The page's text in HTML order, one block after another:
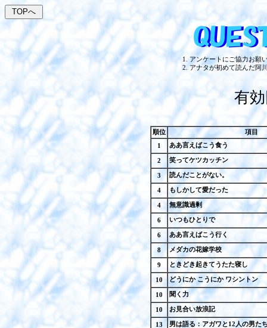
アンケートにご協力お願
アナタが初めて読んだ阿
有
順位 項目
1 ああ言えばこう食う
2 笑ってケツカッチン
3 読んだことがない。
4 もしかして愛だった
4 無意識過剰
6 いつもひとりで
6 ああ言えばこう行く
8 メダカの花嫁学校
9 ときどき起きてうたた寝し
10 どうにか こうにか ワシントン
10 聞く力
10 お見合い放浪記
13 男は語る：アガワと12人の男た